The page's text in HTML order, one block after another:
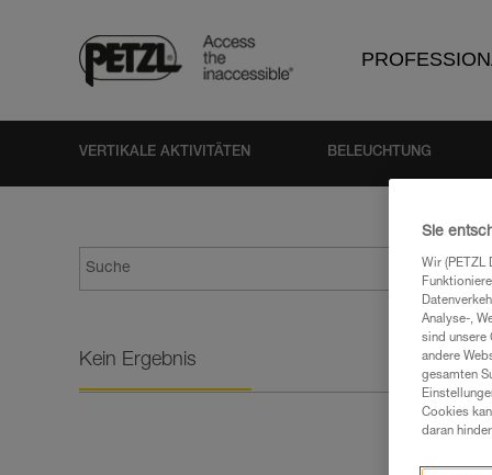
VERTIKALE AKTIVITÄTEN BELEUCHTUNG
Kein Ergebnis
Sie
Wir (PETZL
Analyse-,
sind unsere
andere
gesamten
Cookies
daran